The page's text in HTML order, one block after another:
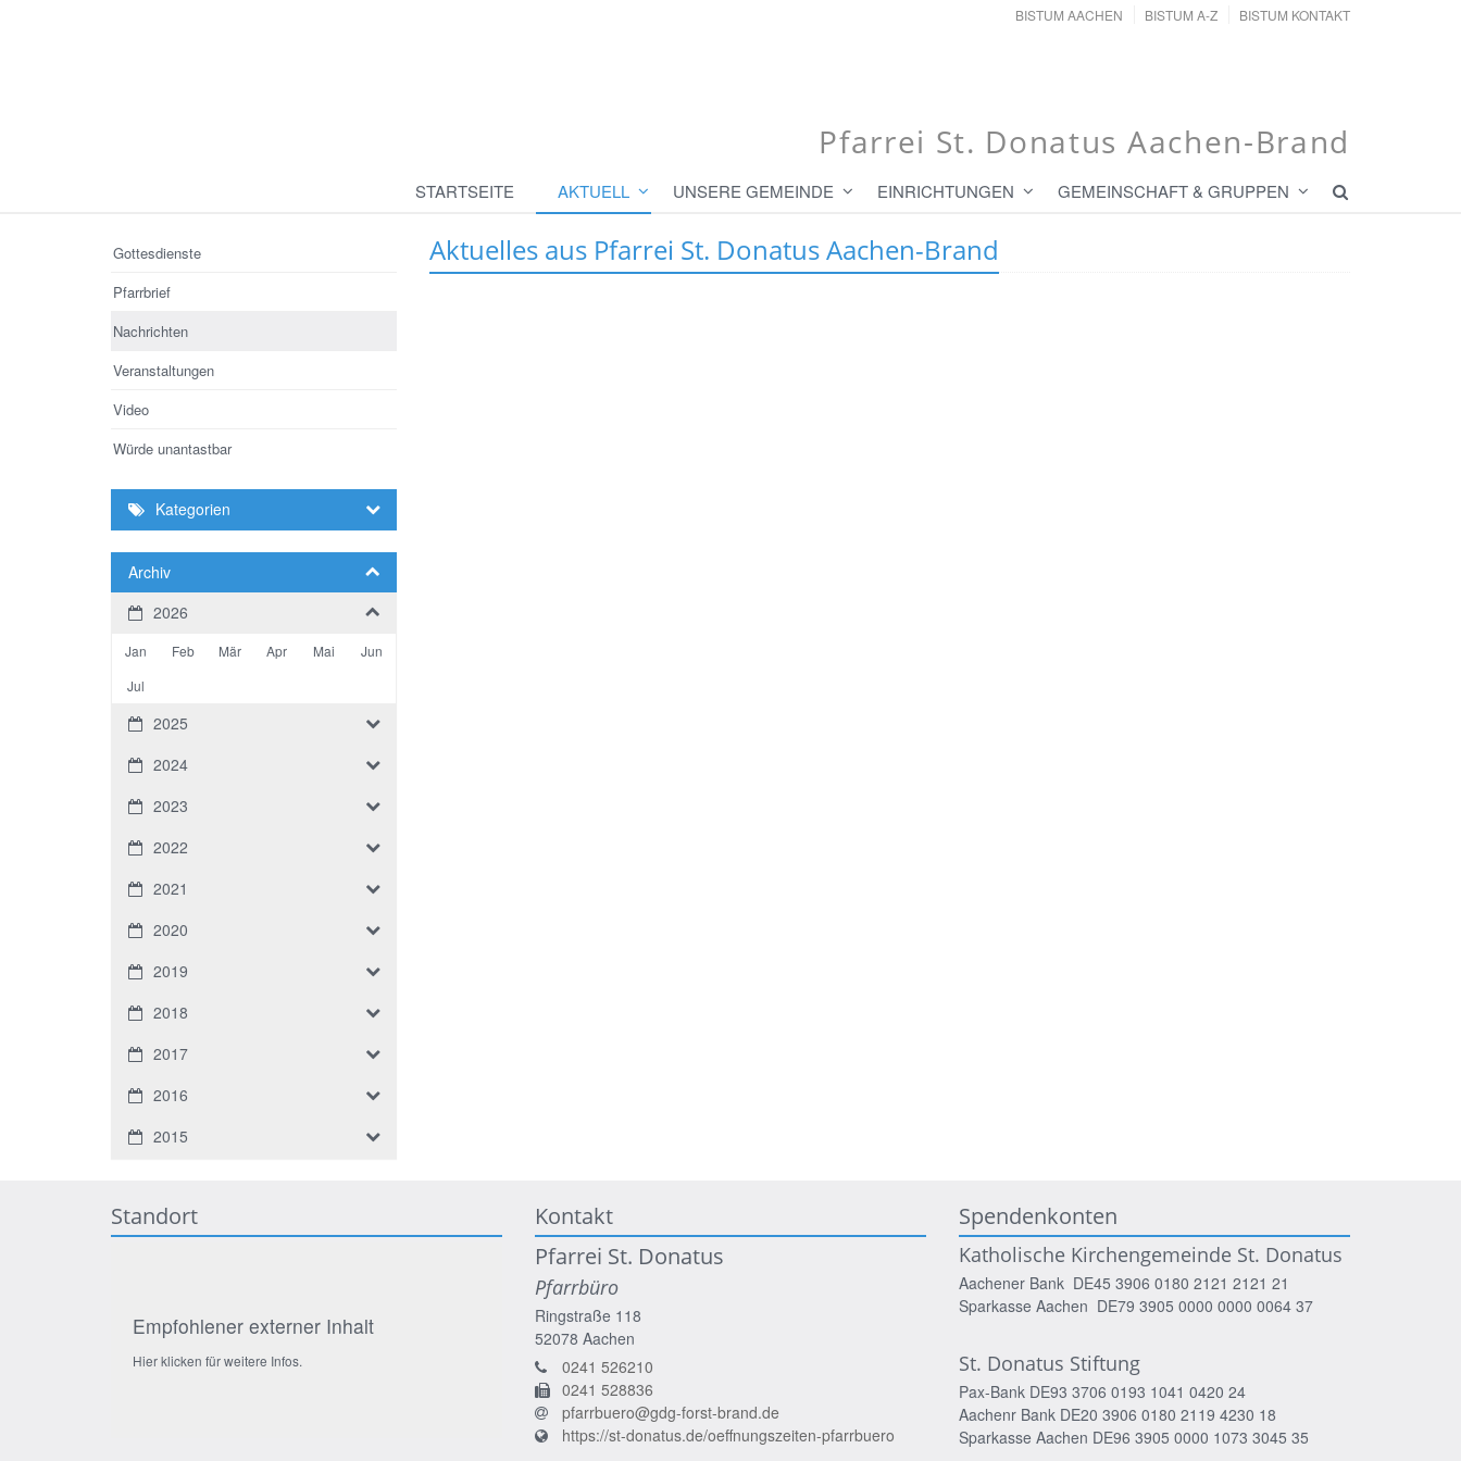
BISTUM AACHEN BISTUM A-Z BISTUM KONTAKT
Pfarrei St. Donatus Aachen-Brand
STARTSEITE AKTUELL UNSERE GEMEINDE EINRICHTUNGEN GEMEINSCHAFT & GRUPPEN
Aktuelles aus Pfarrei St. Donatus Aachen-Brand
Gottesdienste
Pfarrbrief
Nachrichten
Veranstaltungen
Video
Würde unantastbar
Kategorien
Archiv
2026
Jan Feb Mär Apr Mai
Jun
Jul
2025
2024
2023
2022
2021
2020
2019
2018
2017
2016
2015
Standort
Empfohlener externer Inhalt
Hier klicken für weitere Infos.
Kontakt
Pfarrei St. Donatus
Pfarrbüro
Ringstraße 118
52078 Aachen
0241 526210
0241 528836
pfarrbuero@gdg-forst-brand.de
https://st-donatus.de/oeffnungszeiten-pfarrbuero
Spendenkonten
Katholische Kirchengemeinde St. Donatus
Aachener Bank DE45 3906 0180 2121 2121 21
Sparkasse Aachen DE79 3905 0000 0000 0064 37
St. Donatus Stiftung
Pax-Bank DE93 3706 0193 1041 0420 24
Aachenr Bank DE20 3906 0180 2119 4230 18
Sparkasse Aachen DE96 3905 0000 1073 3045 35